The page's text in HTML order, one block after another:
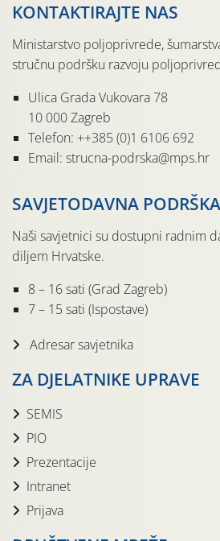
KONTAKTIRAJTE NAS
Ministarstvo poljoprivrede,
stručnu podršku razvoju
Ulica Grada Vukovara 78
10 000 Zagreb
Telefon: ++385 (0)1 6106 692
Email: strucna-podrska@mps.hr
SAVJETODAVNA PODRŠKA
Naši savjetnici su dostupni radnim
diljem Hrvatske.
8 – 16 sati (Grad Zagreb)
7 – 15 sati (Ispostave)
Adresar savjetnika
ZA DJELATNIKE UPRAVE
SEMIS
PIO
Prezentacije
Intranet
Prijava